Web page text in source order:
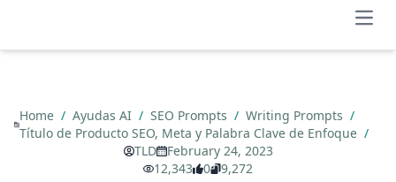
Home / Ayudas AI / SEO Prompts / Writing Prompts /
Título de Producto SEO, Meta y Palabra Clave de Enfoque /
TLD
February 24, 2023
12,343
0 9,272